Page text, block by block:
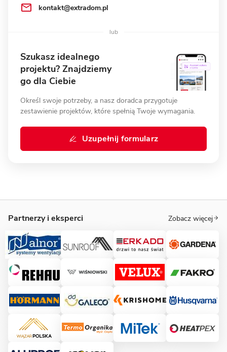
kontakt@extradom.pl
Szukasz idealnego
projektu? Znajdziemy
go dla Ciebie
Określ swoje potrzeby, a nasz doradca przygotuje
zestawienie projektów, które spełnią Twoje wymagania.
Uzupełnij formularz
Partnerzy i eksperci Zobacz więcej